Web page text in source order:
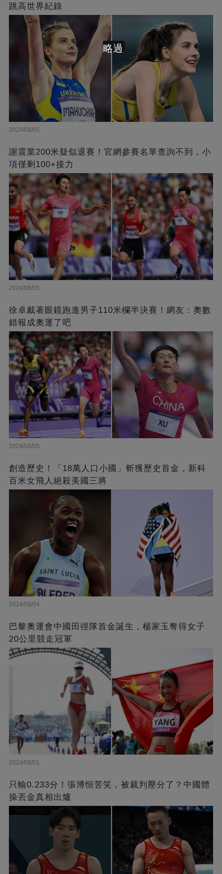
跳高世界紀錄
2024/08/05
謝震業200米疑似退賽！官網參賽名單查詢不到，小
項僅剩100+接力
2024/08/05
徐卓戴著眼鏡跑進男子110米欄半決賽！網友：奧數
錯報成奧運了吧
2024/08/05
創造歷史！「18萬人口小國」斬獲歷史首金，新科
百米女飛人絕殺美國三將
2024/08/04
巴黎奧運會中國田徑隊首金誕生，楊家玉奪得女子
20公里競走冠軍
2024/08/01
只輸0.233分！張博恒苦笑，被裁判壓分了？中國體
操丟金真相出爐
略過